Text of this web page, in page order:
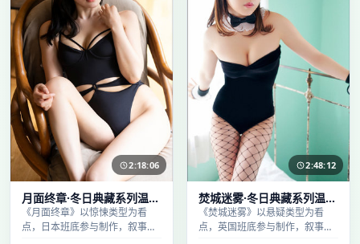
2:18:06
月面终章·冬日典藏系列温情
叙事引人入胜
《月面终章》以惊悚类型为看
点，日本班底参与制作，叙事完
2:48:12
焚城迷雾·冬日典藏系列温情
叙事引人入胜
《焚城迷雾》以悬疑类型为看
点，英国班底参与制作，叙事完